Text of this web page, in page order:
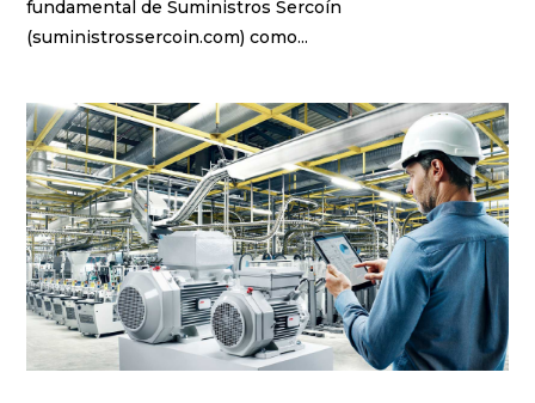
fundamental de Suministros Sercoín
(suministrossercoin.com) como...